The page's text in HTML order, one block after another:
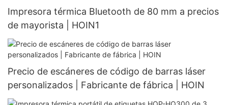
Impresora térmica Bluetooth de 80 mm a precios
de mayorista | HOIN1
Precio de escáneres de código de barras láser
personalizados | Fabricante de fábrica | HOIN